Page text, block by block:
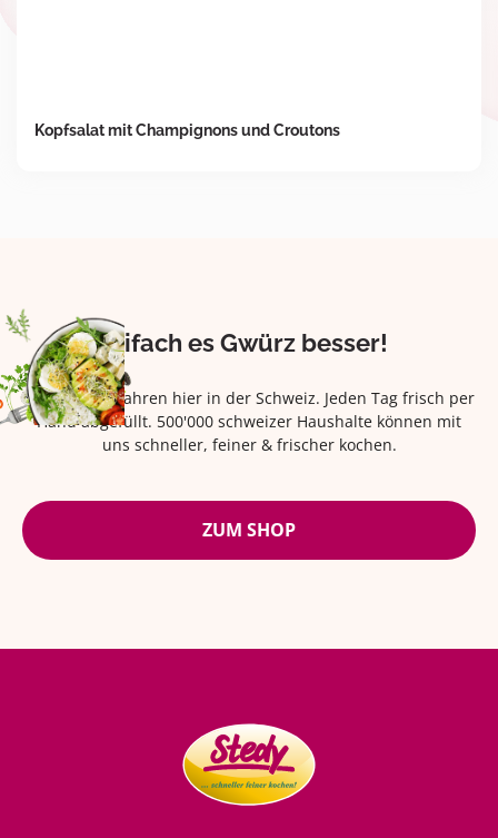
Kopfsalat mit Champignons und Croutons
Eifach es Gwürz besser!
Seit über 42 Jahren hier in der Schweiz. Jeden Tag frisch per
Hand abgefüllt. 500'000 schweizer Haushalte können mit
uns schneller, feiner & frischer kochen.
ZUM SHOP